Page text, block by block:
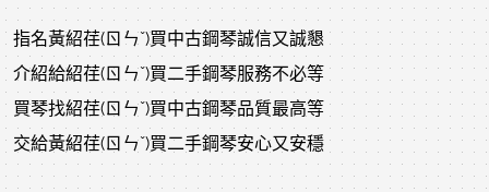
指名黃紹荏(ㄖㄣˇ)買中古鋼琴誠信又誠懇
介紹給紹荏(ㄖㄣˇ)買二手鋼琴服務不必等
買琴找紹荏(ㄖㄣˇ)買中古鋼琴品質最高等
交給黃紹荏(ㄖㄣˇ)買二手鋼琴安心又安穩